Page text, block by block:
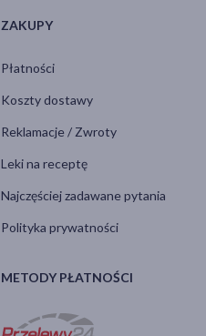
ZAKUPY
Płatności
Koszty dostawy
Reklamacje / Zwroty
Leki na receptę
Najczęściej zadawane pytania
Polityka prywatności
METODY PŁATNOŚCI